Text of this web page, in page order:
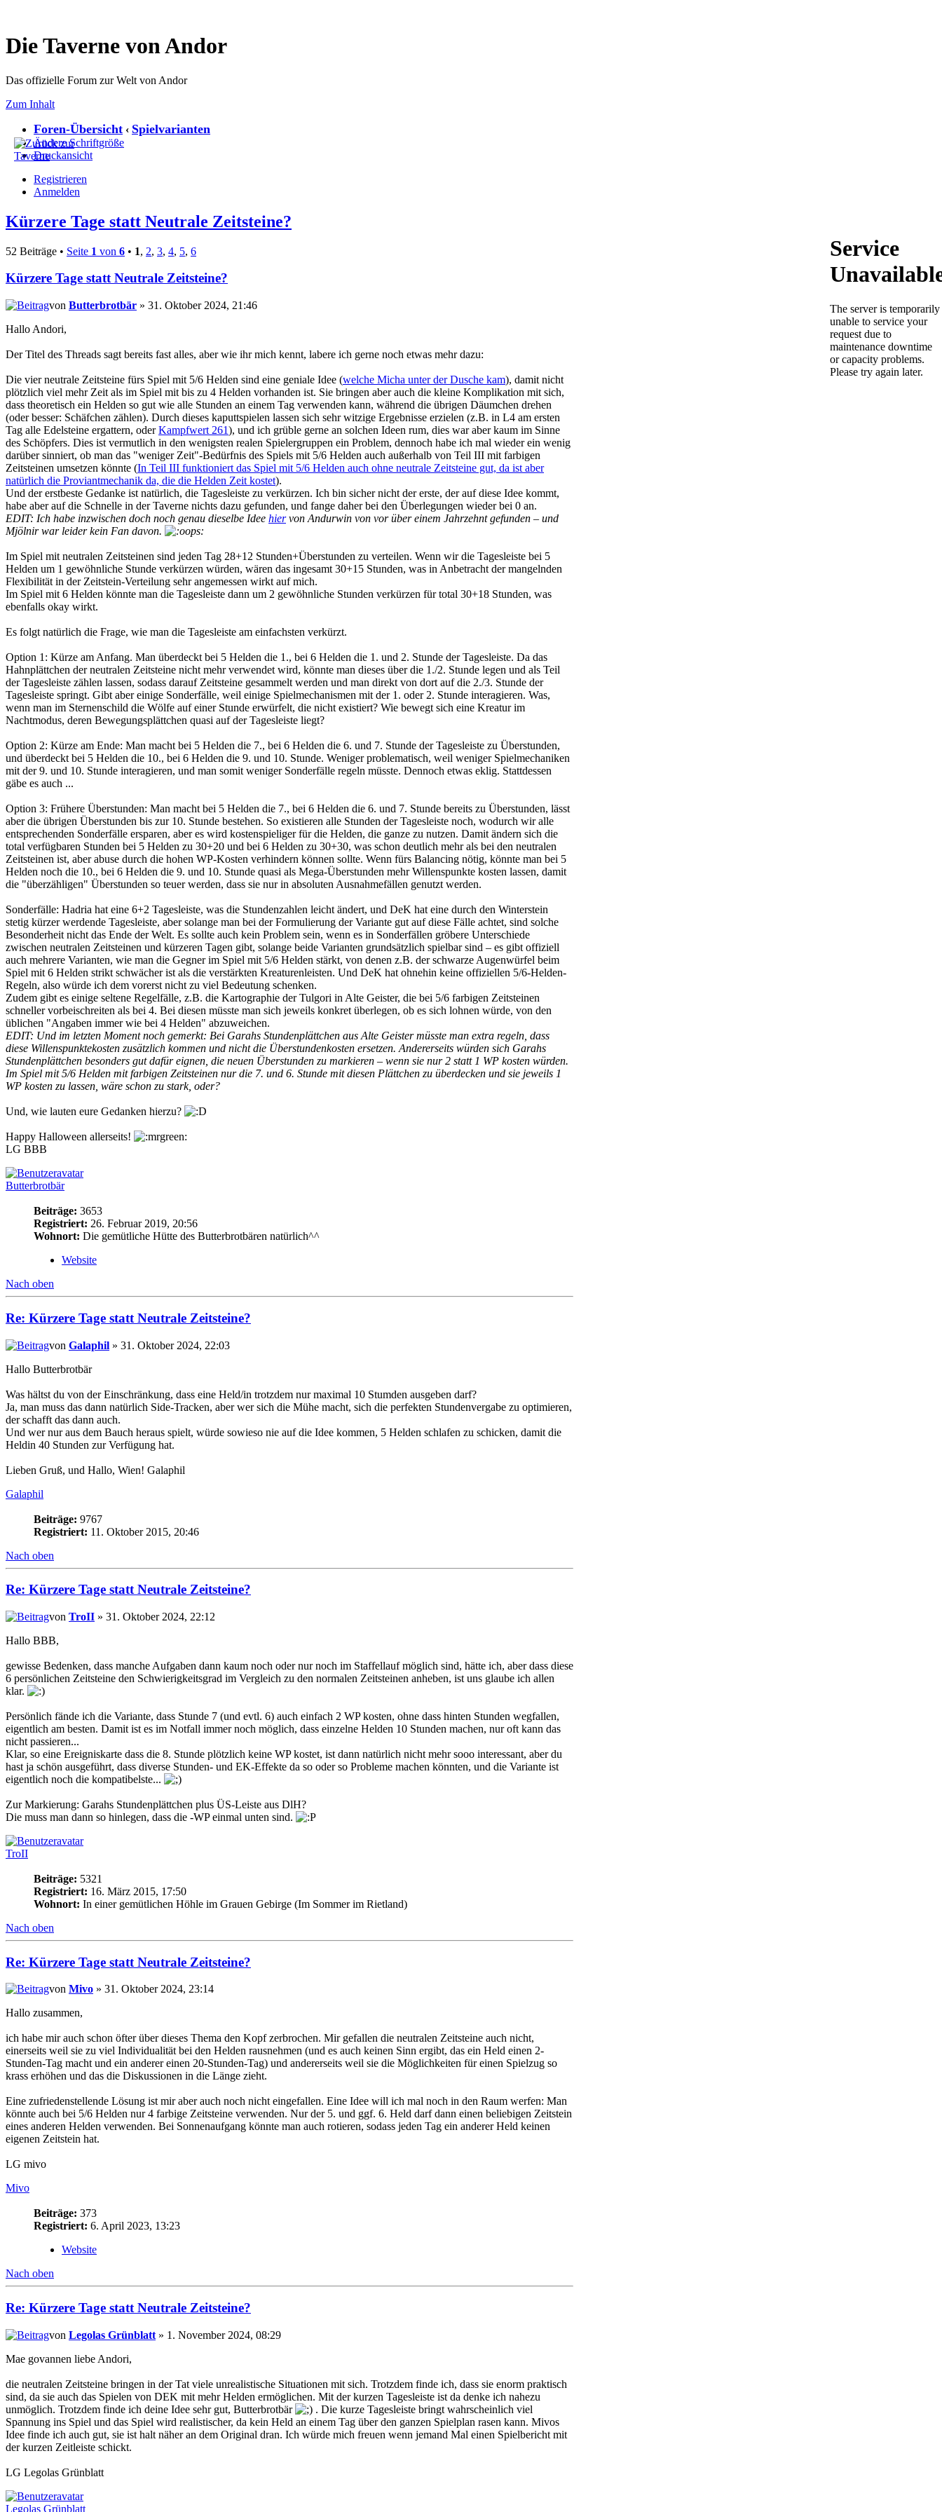
Die Taverne von Andor
Das offizielle Forum zur Welt von Andor
Zum Inhalt
Foren-Übersicht ‹ Spielvarianten
Ändere Schriftgröße
Druckansicht
Registrieren
Anmelden
Kürzere Tage statt Neutrale Zeitsteine?
52 Beiträge • Seite 1 von 6 • 1, 2, 3, 4, 5, 6
Kürzere Tage statt Neutrale Zeitsteine?
von Butterbrotbär » 31. Oktober 2024, 21:46
Hallo Andori,
Der Titel des Threads sagt bereits fast alles, aber wie ihr mich kennt, labere ich gerne noch etwas mehr dazu:
Die vier neutrale Zeitsteine fürs Spiel mit 5/6 Helden sind eine geniale Idee (welche Micha unter der Dusche kam), damit nicht
plötzlich viel mehr Zeit als im Spiel mit bis zu 4 Helden vorhanden ist. Sie bringen aber auch die kleine Komplikation mit sich,
dass theoretisch ein Helden so gut wie alle Stunden an einem Tag verwenden kann, während die übrigen Däumchen drehen
(oder besser: Schäfchen zählen). Durch dieses kaputtspielen lassen sich sehr witzige Ergebnisse erzielen (z.B. in L4 am ersten
Tag alle Edelsteine ergattern, oderKampfwert 261), und ich grüble gerne an solchen Ideen rum, dies war aber kaum im Sinne
des Schöpfers. Dies ist vermutlich in den wenigsten realen Spielergruppen ein Problem, dennoch habe ich mal wieder ein wenig
darüber sinniert, ob man das "weniger Zeit"-Bedürfnis des Spiels mit 5/6 Helden auch außerhalb von Teil III mit farbigen
Zeitsteinen umsetzen könnte (In Teil III funktioniert das Spiel mit 5/6 Helden auch ohne neutrale Zeitsteine gut, da ist aber
natürlich die Proviantmechanik da, die die Helden Zeit kostet).
Und der erstbeste Gedanke ist natürlich, die Tagesleiste zu verkürzen. Ich bin sicher nicht der erste, der auf diese Idee kommt,
habe aber auf die Schnelle in der Taverne nichts dazu gefunden, und fange daher bei den Überlegungen wieder bei 0 an.
EDIT: Ich habe inzwischen doch noch genau dieselbe Idee hiervon Andurwin von vor über einem Jahrzehnt gefunden – und
Mjölnir war leider kein Fan davon.
Im Spiel mit neutralen Zeitsteinen sind jeden Tag 28+12 Stunden+Überstunden zu verteilen. Wenn wir die Tagesleiste bei 5
Helden um 1 gewöhnliche Stunde verkürzen würden, wären das ingesamt 30+15 Stunden, was in Anbetracht der mangelnden
Flexibilität in der Zeitstein-Verteilung sehr angemessen wirkt auf mich.
Im Spiel mit 6 Helden könnte man die Tagesleiste dann um 2 gewöhnliche Stunden verkürzen für total 30+18 Stunden, was
ebenfalls okay wirkt.
Es folgt natürlich die Frage, wie man die Tagesleiste am einfachsten verkürzt.
Option 1: Kürze am Anfang. Man überdeckt bei 5 Helden die 1., bei 6 Helden die 1. und 2. Stunde der Tagesleiste. Da das
Hahnplättchen der neutralen Zeitsteine nicht mehr verwendet wird, könnte man dieses über die 1./2. Stunde legen und als Teil
der Tagesleiste zählen lassen, sodass darauf Zeitsteine gesammelt werden und man direkt von dort auf die 2./3. Stunde der
Tagesleiste springt. Gibt aber einige Sonderfälle, weil einige Spielmechanismen mit der 1. oder 2. Stunde interagieren. Was,
wenn man im Sternenschild die Wölfe auf einer Stunde erwürfelt, die nicht existiert? Wie bewegt sich eine Kreatur im
Nachtmodus, deren Bewegungsplättchen quasi auf der Tagesleiste liegt?
Option 2: Kürze am Ende: Man macht bei 5 Helden die 7., bei 6 Helden die 6. und 7. Stunde der Tagesleiste zu Überstunden,
und überdeckt bei 5 Helden die 10., bei 6 Helden die 9. und 10. Stunde. Weniger problematisch, weil weniger Spielmechaniken
mit der 9. und 10. Stunde interagieren, und man somit weniger Sonderfälle regeln müsste. Dennoch etwas eklig. Stattdessen
gäbe es auch ...
Option 3: Frühere Überstunden: Man macht bei 5 Helden die 7., bei 6 Helden die 6. und 7. Stunde bereits zu Überstunden, lässt
aber die übrigen Überstunden bis zur 10. Stunde bestehen. So existieren alle Stunden der Tagesleiste noch, wodurch wir alle
entsprechenden Sonderfälle ersparen, aber es wird kostenspieliger für die Helden, die ganze zu nutzen. Damit ändern sich die
total verfügbaren Stunden bei 5 Helden zu 30+20 und bei 6 Helden zu 30+30, was schon deutlich mehr als bei den neutralen
Zeitsteinen ist, aber abuse durch die hohen WP-Kosten verhindern können sollte. Wenn fürs Balancing nötig, könnte man bei 5
Helden noch die 10., bei 6 Helden die 9. und 10. Stunde quasi als Mega-Überstunden mehr Willenspunkte kosten lassen, damit
die "überzähligen" Überstunden so teuer werden, dass sie nur in absoluten Ausnahmefällen genutzt werden.
Sonderfälle: Hadria hat eine 6+2 Tagesleiste, was die Stundenzahlen leicht ändert, und DeK hat eine durch den Winterstein
stetig kürzer werdende Tagesleiste, aber solange man bei der Formulierung der Variante gut auf diese Fälle achtet, sind solche
Besonderheit nicht das Ende der Welt. Es sollte auch kein Problem sein, wenn es in Sonderfällen gröbere Unterschiede
zwischen neutralen Zeitsteinen und kürzeren Tagen gibt, solange beide Varianten grundsätzlich spielbar sind – es gibt offiziell
auch mehrere Varianten, wie man die Gegner im Spiel mit 5/6 Helden stärkt, von denen z.B. der schwarze Augenwürfel beim
Spiel mit 6 Helden strikt schwächer ist als die verstärkten Kreaturenleisten. Und DeK hat ohnehin keine offiziellen 5/6-Helden-
Regeln, also würde ich dem vorerst nicht zu viel Bedeutung schenken.
Zudem gibt es einige seltene Regelfälle, z.B. die Kartographie der Tulgori in Alte Geister, die bei 5/6 farbigen Zeitsteinen
schneller vorbeischreiten als bei 4. Bei diesen müsste man sich jeweils konkret überlegen, ob es sich lohnen würde, von den
üblichen "Angaben immer wie bei 4 Helden" abzuweichen.
EDIT: Und im letzten Moment noch gemerkt: Bei Garahs Stundenplättchen aus Alte Geister müsste man extra regeln, dass
diese Willenspunktekosten zusätzlich kommen und nicht die Überstundenkosten ersetzen. Andererseits würden sich Garahs
Stundenplättchen besonders gut dafür eignen, die neuen Überstunden zu markieren – wenn sie nur 2 statt 1 WP kosten würden.
Im Spiel mit 5/6 Helden mit farbigen Zeitsteinen nur die 7. und 6. Stunde mit diesen Plättchen zu überdecken und sie jeweils 1
WP kosten zu lassen, wäre schon zu stark, oder?
Und, wie lauten eure Gedanken hierzu?
Happy Halloween allerseits!
LG BBB
Butterbrotbär
Beiträge: 3653
Registriert: 26. Februar 2019, 20:56
Wohnort: Die gemütliche Hütte des Butterbrotbären natürlich^^
Website
Nach oben
Re: Kürzere Tage statt Neutrale Zeitsteine?
von Galaphil » 31. Oktober 2024, 22:03
Hallo Butterbrotbär
Was hältst du von der Einschränkung, dass eine Held/in trotzdem nur maximal 10 Stumden ausgeben darf?
Ja, man muss das dann natürlich Side-Tracken, aber wer sich die Mühe macht, sich die perfekten Stundenvergabe zu optimieren,
der schafft das dann auch.
Und wer nur aus dem Bauch heraus spielt, würde sowieso nie auf die Idee kommen, 5 Helden schlafen zu schicken, damit die
Heldin 40 Stunden zur Verfügung hat.
Lieben Gruß, und Hallo, Wien! Galaphil
Galaphil
Beiträge: 9767
Registriert: 11. Oktober 2015, 20:46
Nach oben
Re: Kürzere Tage statt Neutrale Zeitsteine?
von TroII » 31. Oktober 2024, 22:12
Hallo BBB,
gewisse Bedenken, dass manche Aufgaben dann kaum noch oder nur noch im Staffellauf möglich sind, hätte ich, aber dass diese
6 persönlichen Zeitsteine den Schwierigkeitsgrad im Vergleich zu den normalen Zeitsteinen anheben, ist uns glaube ich allen
klar.
Persönlich fände ich die Variante, dass Stunde 7 (und evtl. 6) auch einfach 2 WP kosten, ohne dass hinten Stunden wegfallen,
eigentlich am besten. Damit ist es im Notfall immer noch möglich, dass einzelne Helden 10 Stunden machen, nur oft kann das
nicht passieren...
Klar, so eine Ereigniskarte dass die 8. Stunde plötzlich keine WP kostet, ist dann natürlich nicht mehr sooo interessant, aber du
hast ja schön ausgeführt, dass diverse Stunden- und EK-Effekte da so oder so Probleme machen könnten, und die Variante ist
eigentlich noch die kompatibelste...
Zur Markierung: Garahs Stundenplättchen plus ÜS-Leiste aus DlH?
Die muss man dann so hinlegen, dass die -WP einmal unten sind.
TroII
Beiträge: 5321
Registriert: 16. März 2015, 17:50
Wohnort: In einer gemütlichen Höhle im Grauen Gebirge (Im Sommer im Rietland)
Nach oben
Re: Kürzere Tage statt Neutrale Zeitsteine?
von Mivo » 31. Oktober 2024, 23:14
Hallo zusammen,
ich habe mir auch schon öfter über dieses Thema den Kopf zerbrochen. Mir gefallen die neutralen Zeitsteine auch nicht,
einerseits weil sie zu viel Individualität bei den Helden rausnehmen (und es auch keinen Sinn ergibt, das ein Held einen 2-
Stunden-Tag macht und ein anderer einen 20-Stunden-Tag) und andererseits weil sie die Möglichkeiten für einen Spielzug so
krass erhöhen und das die Diskussionen in die Länge zieht.
Eine zufriedenstellende Lösung ist mir aber auch noch nicht eingefallen. Eine Idee will ich mal noch in den Raum werfen: Man
könnte auch bei 5/6 Helden nur 4 farbige Zeitsteine verwenden. Nur der 5. und ggf. 6. Held darf dann einen beliebigen Zeitstein
eines anderen Helden verwenden. Bei Sonnenaufgang könnte man auch rotieren, sodass jeden Tag ein anderer Held keinen
eigenen Zeitstein hat.
LG mivo
Mivo
Beiträge: 373
Registriert: 6. April 2023, 13:23
Website
Nach oben
Re: Kürzere Tage statt Neutrale Zeitsteine?
von Legolas Grünblatt » 1. November 2024, 08:29
Mae govannen liebe Andori,
die neutralen Zeitsteine bringen in der Tat viele unrealistische Situationen mit sich. Trotzdem finde ich, dass sie enorm praktisch
sind, da sie auch das Spielen von DEK mit mehr Helden ermöglichen. Mit der kurzen Tagesleiste ist da denke ich nahezu
unmöglich. Trotzdem finde ich deine Idee sehr gut, Butterbrotbär
. Die kurze Tagesleiste bringt wahrscheinlich viel
Spannung ins Spiel und das Spiel wird realistischer, da kein Held an einem Tag über den ganzen Spielplan rasen kann. Mivos
Idee finde ich auch gut, sie ist halt näher an dem Original dran. Ich würde mich freuen wenn jemand Mal einen Spielbericht mit
der kurzen Zeitleiste schickt.
LG Legolas Grünblatt
Legolas Grünblatt